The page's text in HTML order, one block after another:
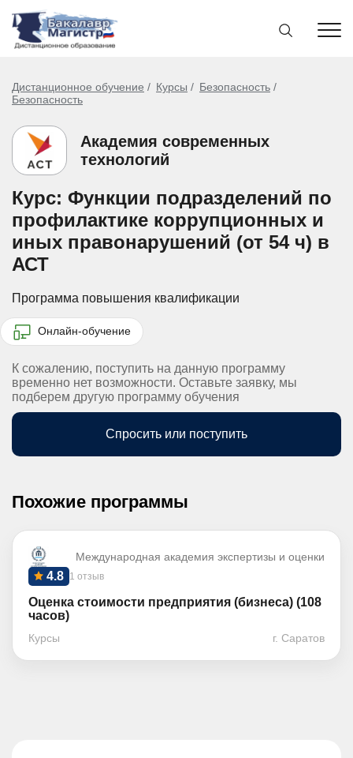
Дистанционное обучение Курсы
Безопасность
Безопасность
Академия современных
технологий
Курс: Функции подразделений по
профилактике коррупционных и
иных правонарушений (от 54 ч) в
АСТ
Программа повышения квалификации
Онлайн-обучение
К сожалению, поступить на данную программу
временно нет возможности. Оставьте заявку, мы
подберем другую программу обучения
Спросить или поступить
Похожие программы
Международная академия экспертизы и оценки
1 отзыв
4.8
Оценка стоимости предприятия (бизнеса) (108
часов)
Курсы г. Саратов